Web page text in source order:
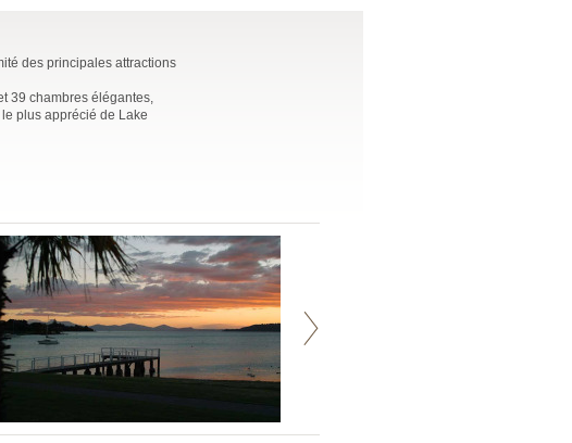
des principales attractions
39 chambres élégantes,
plus apprécié de Lake